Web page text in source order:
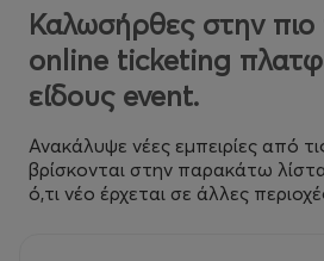
Καλωσήρθες στην
online ticketing
είδους event.
Ανακάλυψε νέες εμπειρίες από
βρίσκονται στην παρακάτω
ό,τι νέο έρχεται σε άλλες